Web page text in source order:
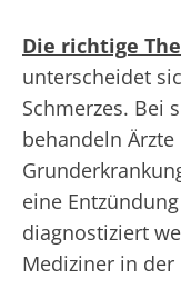
Die richtige
unterscheidet
Schmerzes. Bei
behandeln
eine
diagnostiziert
Mediziner in der